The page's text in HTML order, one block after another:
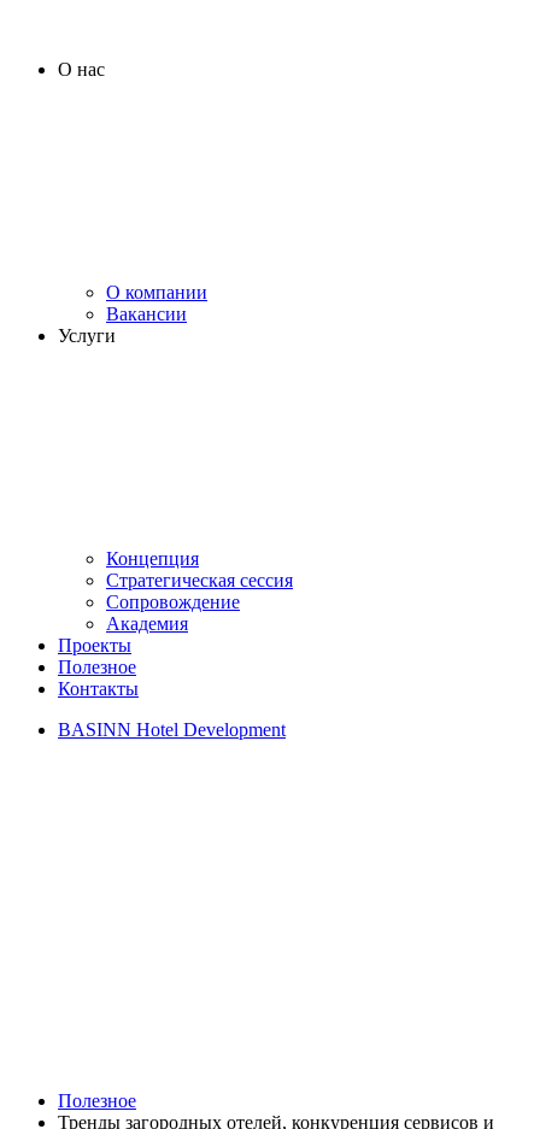
О нас
О компании
Вакансии
Услуги
Концепция
Стратегическая сессия
Сопровождение
Академия
Проекты
Полезное
Контакты
BASINN Hotel Development
Полезное
Тренды загородных отелей, конкуренция сервисов и